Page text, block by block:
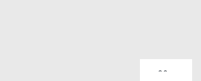
Display #